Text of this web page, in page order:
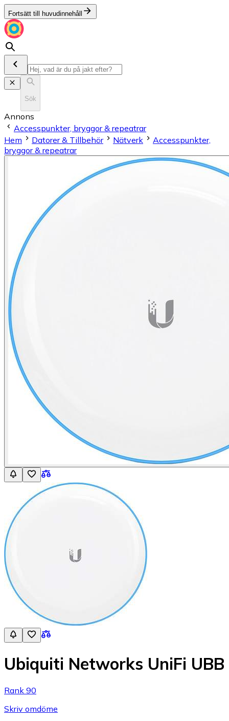
Fortsätt till huvudinnehåll
Sök
Annons
Accesspunkter, bryggor & repeatrar
Hem
Datorer & Tillbehör Nätverk
Accesspunkter,
bryggor & repeatrar
Ubiquiti Networks UniFi UBB
Rank 90
Skriv omdöme